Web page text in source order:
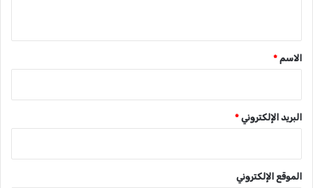
*الاسم *
البريد الإلكتروني *
الموقع الإلكتروني